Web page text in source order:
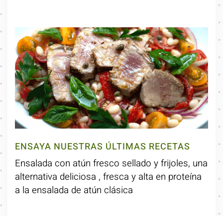
ENSAYA NUESTRAS ÚLTIMAS RECETAS
Ensalada con atún fresco sellado y frijoles, una
alternativa deliciosa , fresca y alta en proteína
a la ensalada de atún clásica